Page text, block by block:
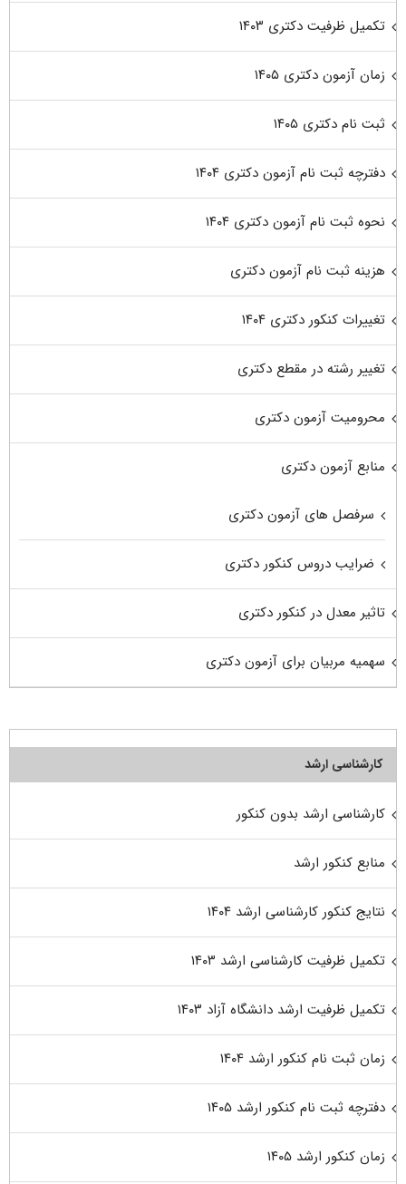
تکمیل ظرفیت دکتری ۱۴۰۳
زمان آزمون دکتری ۱۴۰۵
ثبت نام دکتری ۱۴۰۵
دفترچه ثبت نام آزمون دکتری ۱۴۰۴
نحوه ثبت نام آزمون دکتری ۱۴۰۴
هزینه ثبت نام آزمون دکتری
تغییرات کنکور دکتری ۱۴۰۴
تغییر رشته در مقطع دکتری
محرومیت آزمون دکتری
منابع آزمون دکتری
سرفصل های آزمون دکتری
ضرایب دروس کنکور دکتری
تاثیر معدل در کنکور دکتری
سهمیه مربیان برای آزمون دکتری
کارشناسی ارشد
کارشناسی ارشد بدون کنکور
منابع کنکور ارشد
نتایج کنکور کارشناسی ارشد ۱۴۰۴
تکمیل ظرفیت کارشناسی ارشد ۱۴۰۳
تکمیل ظرفیت ارشد دانشگاه آزاد ۱۴۰۳
زمان ثبت نام کنکور ارشد ۱۴۰۴
دفترچه ثبت نام کنکور ارشد ۱۴۰۵
زمان کنکور ارشد ۱۴۰۵